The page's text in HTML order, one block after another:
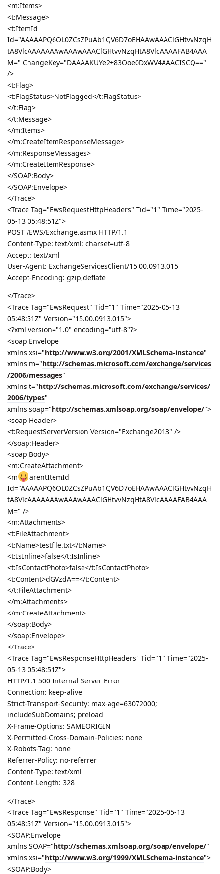
<m:Items>
<t:Message>
<t:ItemId
Id="AAAAAPQ6OL0ZCsZPuAb1QV6D7oEHAAwAAAClGHtvvNzqH
tA8VlcAAAAAAAwAAAwAAAClGHtvvNzqHtA8VlcAAAAFAB4AAA
M=" ChangeKey="DAAAAKUYe2+83Ooe0DxWV4AAACISCQ=="
/>
<t:Flag>
<t:FlagStatus>NotFlagged</t:FlagStatus>
</t:Flag>
</t:Message>
</m:Items>
</m:CreateItemResponseMessage>
</m:ResponseMessages>
</m:CreateItemResponse>
</SOAP:Body>
</SOAP:Envelope>
</Trace>
<Trace Tag="EwsRequestHttpHeaders" Tid="1" Time="2025-
05-13 05:48:51Z">
POST /EWS/Exchange.asmx HTTP/1.1
Content-Type: text/xml; charset=utf-8
Accept: text/xml
User-Agent: ExchangeServicesClient/15.00.0913.015
Accept-Encoding: gzip,deflate
</Trace>
<Trace Tag="EwsRequest" Tid="1" Time="2025-05-13
05:48:51Z" Version="15.00.0913.015">
<?xml version="1.0" encoding="utf-8"?>
<soap:Envelope
xmlns:xsi="http://www.w3.org/2001/XMLSchema-instance"
xmlns:m="http://schemas.microsoft.com/exchange/services
/2006/messages"
xmlns:t="http://schemas.microsoft.com/exchange/services/
2006/types"
xmlns:soap="http://schemas.xmlsoap.org/soap/envelope/">
<soap:Header>
<t:RequestServerVersion Version="Exchange2013" />
</soap:Header>
<soap:Body>
<m:CreateAttachment>
<m
arentItemId
Id="AAAAAPQ6OL0ZCsZPuAb1QV6D7oEHAAwAAAClGHtvvNzqH
tA8VlcAAAAAAAwAAAwAAAClGHtvvNzqHtA8VlcAAAAFAB4AAA
M=" />
<m:Attachments>
<t:FileAttachment>
<t:Name>testfile.txt</t:Name>
<t:IsInline>false</t:IsInline>
<t:IsContactPhoto>false</t:IsContactPhoto>
<t:Content>dGVzdA==</t:Content>
</t:FileAttachment>
</m:Attachments>
</m:CreateAttachment>
</soap:Body>
</soap:Envelope>
</Trace>
<Trace Tag="EwsResponseHttpHeaders" Tid="1" Time="2025-
05-13 05:48:51Z">
HTTP/1.1 500 Internal Server Error
Connection: keep-alive
Strict-Transport-Security: max-age=63072000;
includeSubDomains; preload
X-Frame-Options: SAMEORIGIN
X-Permitted-Cross-Domain-Policies: none
X-Robots-Tag: none
Referrer-Policy: no-referrer
Content-Type: text/xml
Content-Length: 328
</Trace>
<Trace Tag="EwsResponse" Tid="1" Time="2025-05-13
05:48:51Z" Version="15.00.0913.015">
<SOAP:Envelope
xmlns:SOAP="http://schemas.xmlsoap.org/soap/envelope/"
xmlns:xsi="http://www.w3.org/1999/XMLSchema-instance">
<SOAP:Body>